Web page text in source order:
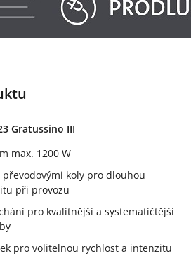
Gratussino III
max. 1200 W
převodovými koly pro dlouhou
při provozu
pro kvalitnější a systematičtější
pro volitelnou rychlost a intenzitu